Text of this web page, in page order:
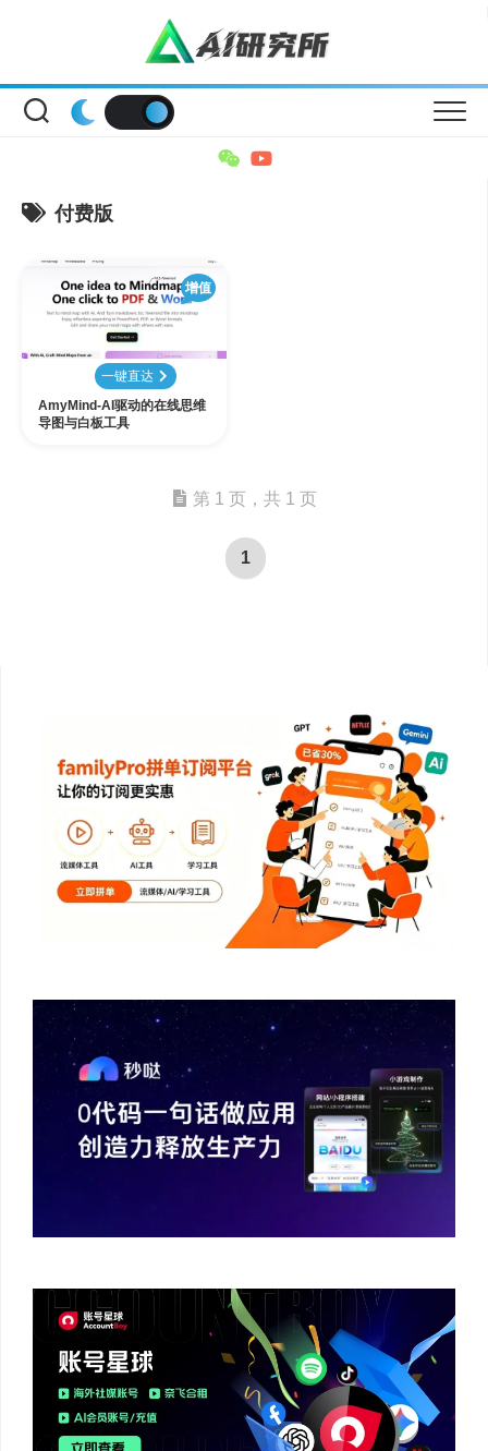
付费版
增值
一键直达
AmyMind-AI驱动的在线思维
导图与白板工具
第 1 页，共 1 页
1